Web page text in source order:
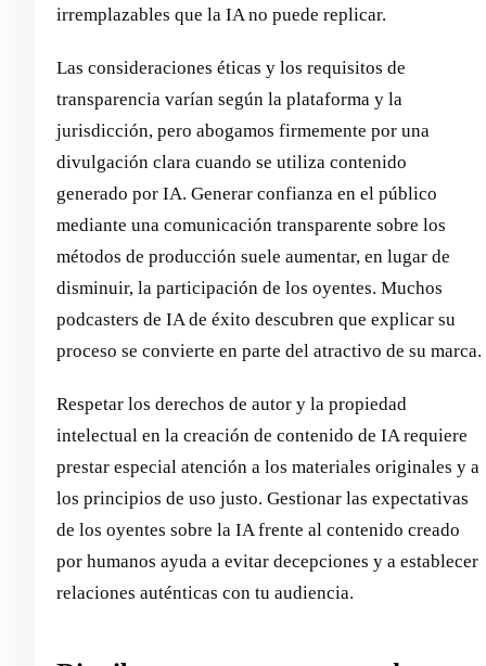
irremplazables que la IA no puede replicar.
Las consideraciones éticas y los requisitos de
transparencia varían según la plataforma y la
jurisdicción, pero abogamos firmemente por una
divulgación clara cuando se utiliza contenido
generado por IA. Generar confianza en el público
mediante una comunicación transparente sobre los
métodos de producción suele aumentar, en lugar de
disminuir, la participación de los oyentes. Muchos
podcasters de IA de éxito descubren que explicar su
proceso se convierte en parte del atractivo de su marca.
Respetar los derechos de autor y la propiedad
intelectual en la creación de contenido de IA requiere
prestar especial atención a los materiales originales y a
los principios de uso justo. Gestionar las expectativas
de los oyentes sobre la IA frente al contenido creado
por humanos ayuda a evitar decepciones y a establecer
relaciones auténticas con tu audiencia.